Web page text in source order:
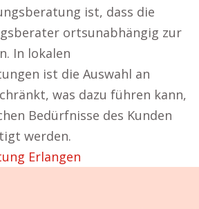
ist, dass die
ortsunabhängig zur
In lokalen
ist die Auswahl an
was dazu führen kann,
Bedürfnisse des Kunden
werden.
Erlangen